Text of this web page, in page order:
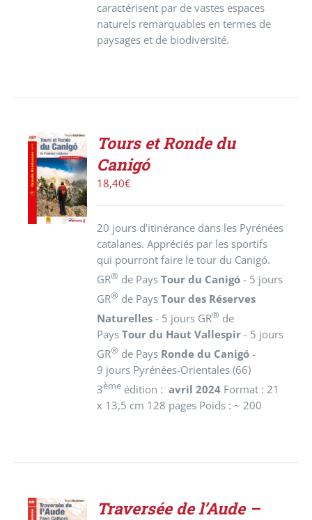
caractérisent par de vastes espaces
naturels remarquables en termes de
paysages et de biodiversité.
AJOUTER
AU
PANIER
/
DÉTAILS
Tours et Ronde du
Canigó
18,40€
20 jours d’itinérance dans les Pyrénées
catalanes. Appréciés par les sportifs
qui pourront faire le tour du Canigó.
GR® de PaysTour du Canigó - 5 jours
GR® de PaysTour des Réserves
Naturelles - 5 jours GR® de
PaysTour du Haut Vallespir - 5 jours
GR® de Pays Ronde du Canigó -
9 jours Pyrénées-Orientales (66)
3ème édition : avril 2024 Format : 21
x 13,5 cm 128 pages Poids : ~ 200
ACHETER
Traversée de l’Aude –